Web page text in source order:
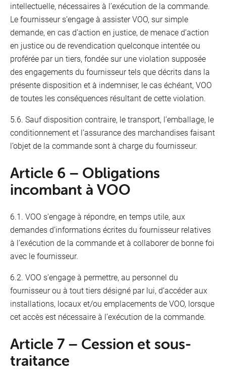
intellectuelle, nécessaires à l’exécution de la commande.
Le fournisseur s’engage à assister VOO, sur simple
demande, en cas d’action en justice, de menace d’action
en justice ou de revendication quelconque intentée ou
proférée par un tiers, fondée sur une violation supposée
des engagements du fournisseur tels que décrits dans la
présente disposition et à indemniser, le cas échéant, VOO
de toutes les conséquences résultant de cette violation.
5.6. Sauf disposition contraire, le transport, l’emballage, le
conditionnement et l’assurance des marchandises faisant
l’objet de la commande sont à charge du fournisseur.
Article 6 – Obligations
incombant à VOO
6.1. VOO s’engage à répondre, en temps utile, aux
demandes d’informations écrites du fournisseur relatives
à l’exécution de la commande et à collaborer de bonne foi
avec le fournisseur.
6.2. VOO s’engage à permettre, au personnel du
fournisseur ou à tout tiers désigné par lui, d’accéder aux
installations, locaux et/ou emplacements de VOO, lorsque
cet accès est nécessaire à l’exécution de la commande.
Article 7 – Cession et sous-
traitance